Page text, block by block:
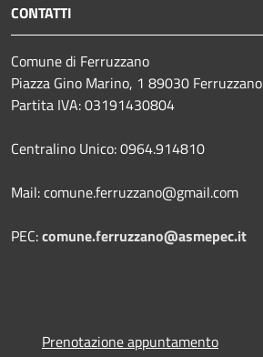
CONTATTI
Comune di Ferruzzano
Piazza Gino Marino, 1 89030 Ferruzzano
Partita IVA: 03191430804
Centralino Unico: 0964.914810
Mail: comune.ferruzzano@gmail.com
PEC:comune.ferruzzano@asmepec.it
Prenotazione appuntamento